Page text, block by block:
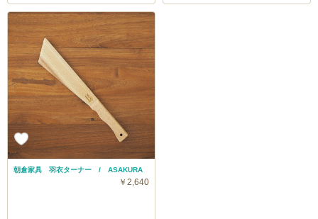
朝倉家具 羽衣ターナー / ASAKURA
￥2,640